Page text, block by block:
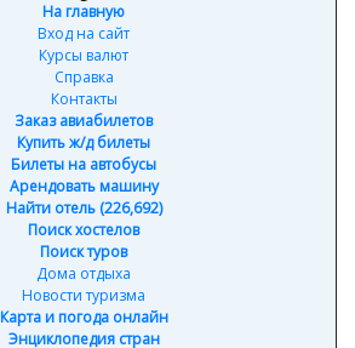
На главную
Вход на сайт
Курсы валют
Справка
Контакты
Заказ авиабилетов
Купить ж/д билеты
Билеты на автобусы
Арендовать машину
Найти отель (226,692)
Поиск хостелов
Поиск туров
Дома отдыха
Новости туризма
Карта и погода онлайн
Энциклопедия стран